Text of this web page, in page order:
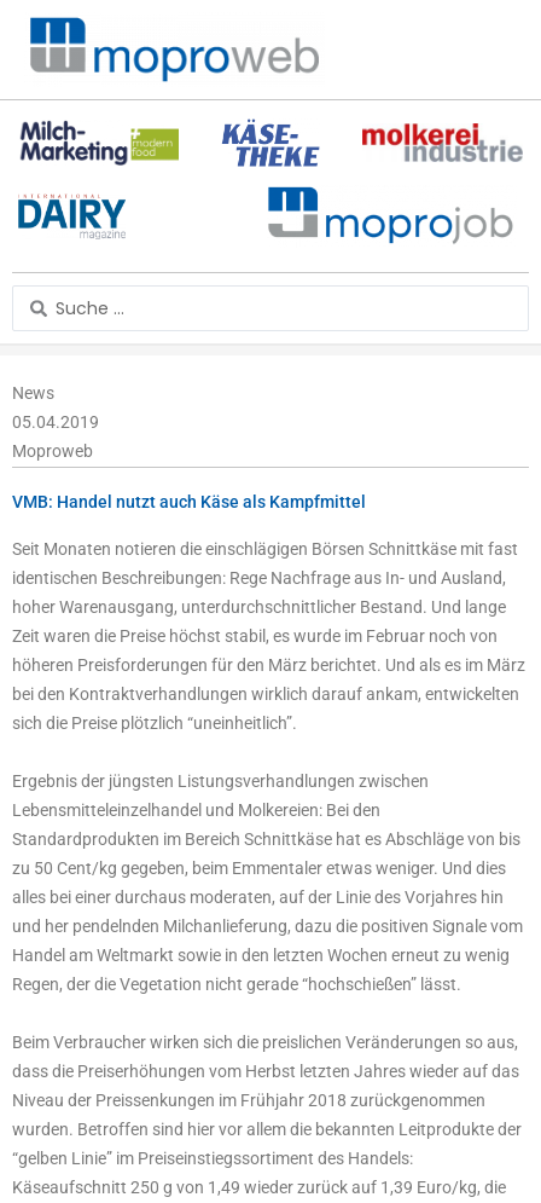
Zum
Inhalt
springen
Search
...
News
05.04.2019
Moproweb
VMB: Handel nutzt auch Käse als Kampfmittel
Seit Monaten notieren die einschlägigen Börsen Schnittkäse mit fast
identischen Beschreibungen: Rege Nachfrage aus In- und Ausland,
hoher Warenausgang, unterdurchschnittlicher Bestand. Und lange
Zeit waren die Preise höchst stabil, es wurde im Februar noch von
höheren Preisforderungen für den März berichtet. Und als es im März
bei den Kontraktverhandlungen wirklich darauf ankam, entwickelten
sich die Preise plötzlich “uneinheitlich”.
Ergebnis der jüngsten Listungsverhandlungen zwischen
Lebensmitteleinzelhandel und Molkereien: Bei den
Standardprodukten im Bereich Schnittkäse hat es Abschläge von bis
zu 50 Cent/kg gegeben, beim Emmentaler etwas weniger. Und dies
alles bei einer durchaus moderaten, auf der Linie des Vorjahres hin
und her pendelnden Milchanlieferung, dazu die positiven Signale vom
Handel am Weltmarkt sowie in den letzten Wochen erneut zu wenig
Regen, der die Vegetation nicht gerade “hochschießen” lässt.
Beim Verbraucher wirken sich die preislichen Veränderungen so aus,
dass die Preiserhöhungen vom Herbst letzten Jahres wieder auf das
Niveau der Preissenkungen im Frühjahr 2018 zurückgenommen
wurden. Betroffen sind hier vor allem die bekannten Leitprodukte der
“gelben Linie” im Preiseinstiegssortiment des Handels:
Käseaufschnitt 250 g von 1,49 wieder zurück auf 1,39 Euro/kg, die